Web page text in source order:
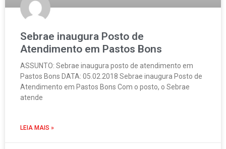
Sebrae inaugura Posto de
Atendimento em Pastos Bons
ASSUNTO: Sebrae inaugura posto de atendimento em
Pastos Bons DATA: 05.02.2018 Sebrae inaugura Posto de
Atendimento em Pastos Bons Com o posto, o Sebrae
atende
LEIA MAIS »